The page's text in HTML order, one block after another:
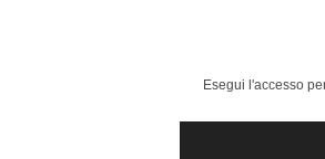
Esegui l'accesso